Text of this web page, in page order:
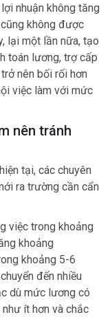
nhuận không tăng
không được
lại một lần nữa, tạo
toán lương, trợ cấp
nên bối rối hơn
việc làm với mức
nên tránh
tại, các chuyên
ra trường cần cẩn
việc trong khoảng
khoảng
khoảng 5-6
đến nhiều
dù mức lương có
ít hơn và chắc